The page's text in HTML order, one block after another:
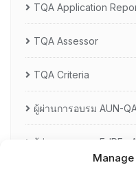
TQA Application
TQA Assessor
TQA Criteria
ผู้ผ่านการอบรม AUN-
ผู้ผ่านการอบรม EdPEx